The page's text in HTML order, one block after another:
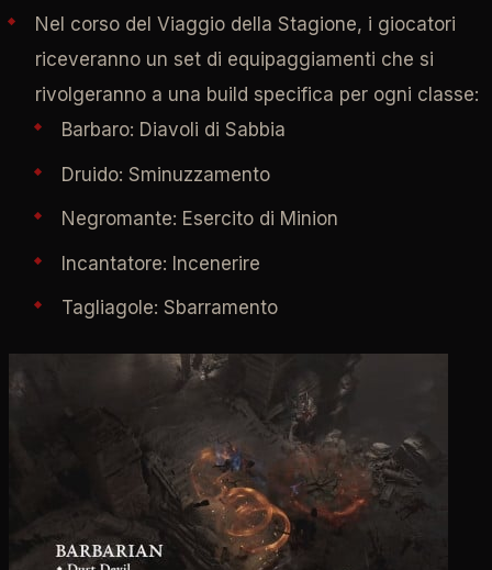
Nel corso del Viaggio della Stagione, i giocatori
riceveranno un set di equipaggiamenti che si
rivolgeranno a una build specifica per ogni classe:
Barbaro: Diavoli di Sabbia
Druido: Sminuzzamento
Negromante: Esercito di Minion
Incantatore: Incenerire
Tagliagole: Sbarramento